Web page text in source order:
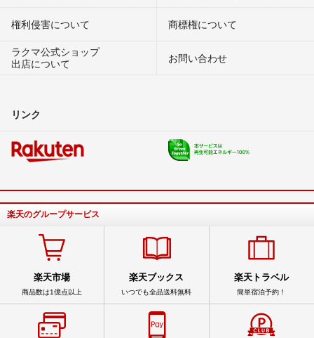
権利侵害について
商標権について
ラクマ公式ショップ
出店について
お問い合わせ
リンク
楽天のグループサービス
楽天市場
商品数は1億点以上
楽天ブックス
いつでも全品送料無料
楽天トラベル
簡単宿泊予約！